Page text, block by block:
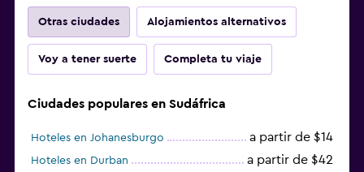
Otras ciudades Alojamientos alternativos
Voy a tener suerte Completa tu viaje
Ciudades populares en Sudáfrica
Hoteles en Johanesburgo a partir de $14
Hoteles en Durban a partir de $42